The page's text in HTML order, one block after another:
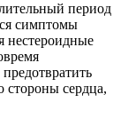
период
симптомы
нестероидные
стороны сердца,